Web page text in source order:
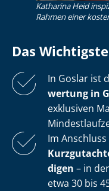
Katharina Heid
Rahmen einer
Das
In Goslar ist
wer­tung in
exklusiven
Im
di­gen – in
etwa 30 bis